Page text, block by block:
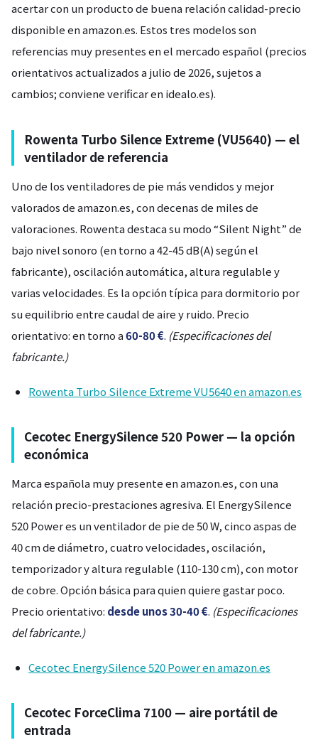
acertar con un producto de buena relación calidad-precio
disponible en amazon.es. Estos tres modelos son
referencias muy presentes en el mercado español (precios
orientativos actualizados a julio de 2026, sujetos a
cambios; conviene verificar en idealo.es).
Rowenta Turbo Silence Extreme (VU5640) — el
ventilador de referencia
Uno de los ventiladores de pie más vendidos y mejor
valorados de amazon.es, con decenas de miles de
valoraciones. Rowenta destaca su modo “Silent Night” de
bajo nivel sonoro (en torno a 42-45 dB(A) según el
fabricante), oscilación automática, altura regulable y
varias velocidades. Es la opción típica para dormitorio por
su equilibrio entre caudal de aire y ruido. Precio
orientativo: en torno a60-80 €. (Especificaciones del
fabricante.)
Rowenta Turbo Silence Extreme VU5640 en amazon.es
Cecotec EnergySilence 520 Power — la opción
económica
Marca española muy presente en amazon.es, con una
relación precio-prestaciones agresiva. El EnergySilence
520 Power es un ventilador de pie de 50 W, cinco aspas de
40 cm de diámetro, cuatro velocidades, oscilación,
temporizador y altura regulable (110-130 cm), con motor
de cobre. Opción básica para quien quiere gastar poco.
Precio orientativo: desde unos 30-40 €. (Especificaciones
del fabricante.)
Cecotec EnergySilence 520 Power en amazon.es
Cecotec ForceClima 7100 — aire portátil de
entrada